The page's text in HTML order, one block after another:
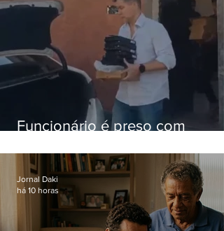
Funcionário é preso com
Hospital do Andaraí
Jornal Daki
há 10 horas